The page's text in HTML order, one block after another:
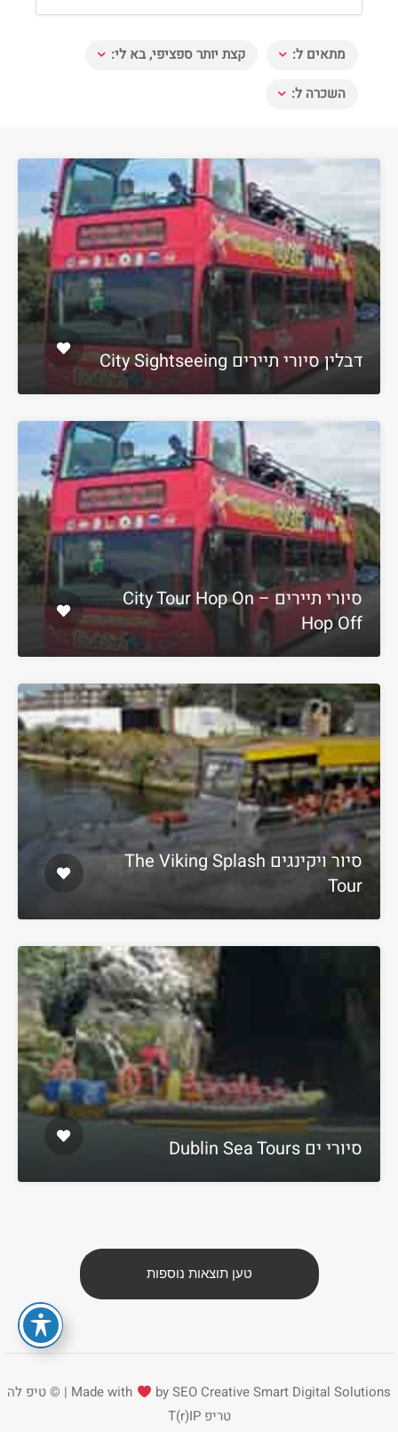
מתאים ל:
קצת יותר ספציפי, בא לי:
השכרה ל:
דבלין סיורי תיירים City Sightseeing
סיורי תיירים City Tour Hop On –
Hop Off
סיור ויקינגים The Viking Splash
Tour
סיורי ים Dublin Sea Tours
טען תוצאות נוספות
Made with by SEO CreativeSmart Digital Solutions | ©
טיפ לה
טריפ T(r)IP